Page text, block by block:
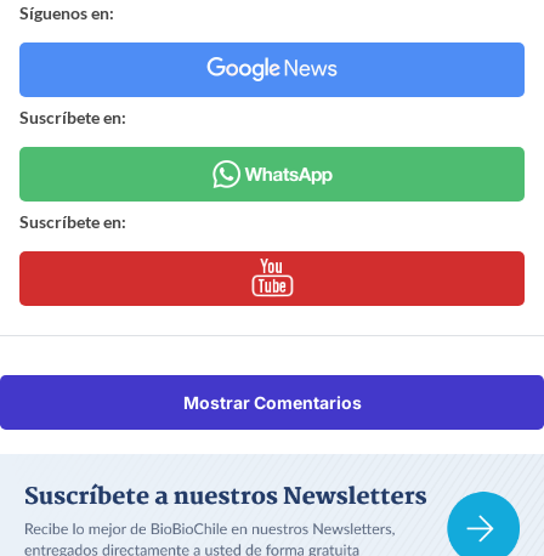
Síguenos en:
Suscríbete en:
Suscríbete en:
Mostrar Comentarios